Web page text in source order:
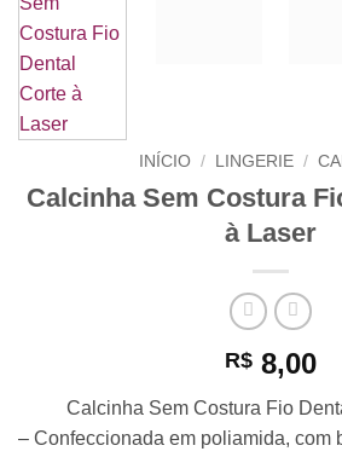
INÍCIO / LINGERIE /
Calcinha Sem Costura
à Laser
R$ 8,00
Calcinha Sem Costura Fio
– Confeccionada em poliamida, com